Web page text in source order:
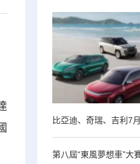
比亞迪、奇瑞、吉利7
第八屆“東風夢想車”大